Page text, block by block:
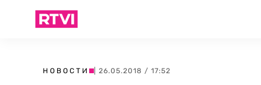
НОВОСТИ | 26.05.2018 / 17:52